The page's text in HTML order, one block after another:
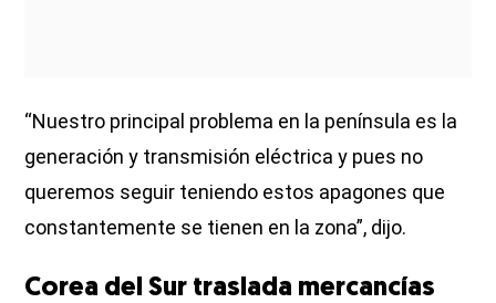
“Nuestro principal problema en la península es la
generación y transmisión eléctrica y pues no
queremos seguir teniendo estos apagones que
constantemente se tienen en la zona”, dijo.
Corea del Sur traslada mercancías